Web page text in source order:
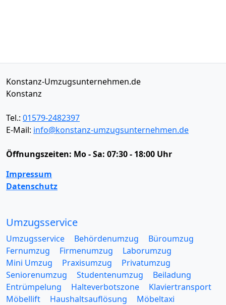
Konstanz-Umzugsunternehmen.de
Konstanz
Tel.: 01579-2482397
E-Mail: info@konstanz-umzugsunternehmen.de
Öffnungszeiten: Mo - Sa: 07:30 - 18:00 Uhr
Impressum
Datenschutz
Umzugsservice
Umzugsservice Behördenumzug
Büroumzug
Fernumzug
Firmenumzug
Laborumzug
Mini Umzug
Praxisumzug
Privatumzug
Seniorenumzug
Studentenumzug
Beiladung
Entrümpelung
Halteverbotszone
Klaviertransport
Möbellift
Haushaltsauflösung
Möbeltaxi